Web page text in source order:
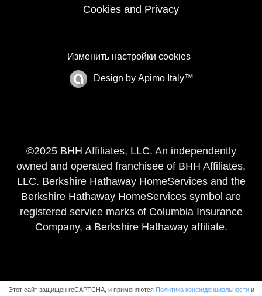
Cookies and Privacy
Изменить настройки cookies
Design by Apimo Italy™
©2025 BHH Affiliates, LLC. An independently
owned and operated franchisee of BHH Affiliates,
LLC. Berkshire Hathaway HomeServices and the
Berkshire Hathaway HomeServices symbol are
registered service marks of Columbia Insurance
Company, a Berkshire Hathaway affiliate.
Этот сайт защищен reCAPTCHA, и применяются Политика конфиденциальностии